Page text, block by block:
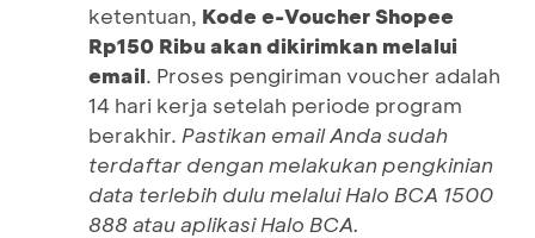
ketentuan, Kode e-Voucher Shopee
Rp150 Ribuakan dikirimkan melalui
email. Proses pengiriman voucher adalah
14 hari kerja setelah periode program
berakhir. Pastikan email Anda sudah
terdaftar dengan melakukan pengkinian
data terlebih dulu melalui Halo BCA 1500
888 atau aplikasi Halo BCA.